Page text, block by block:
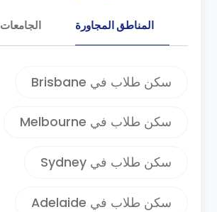
المناطق المجاورة الجامعات
سكن طلاب في Brisbane
سكن طلاب في Melbourne
سكن طلاب في Sydney
سكن طلاب في Adelaide